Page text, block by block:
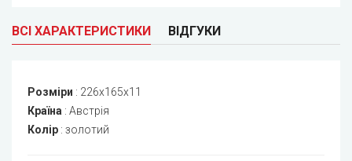
ВСІ ХАРАКТЕРИСТИКИ ВІДГУКИ
Розміри : 226x165x11
Країна : Австрія
Колір : золотий